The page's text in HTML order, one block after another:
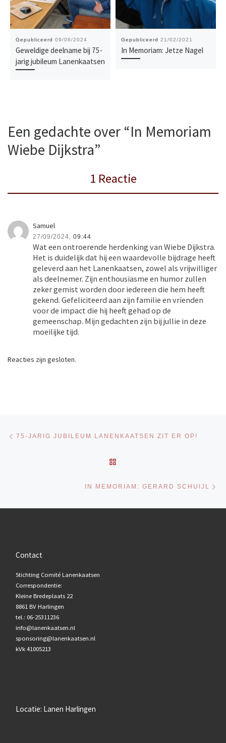
Gepubliceerd 09/06/2024
Geweldige deelname bij 75-
jarig jubileum Lanenkaatsen
Gepubliceerd 21/02/2021
In Memoriam: Jetze Nagel
Een gedachte over “In Memoriam
Wiebe Dijkstra”
1 Reactie
Samuel
27/09/2024, 09:44
Wat een ontroerende herdenking van Wiebe Dijkstra.
Het is duidelijk dat hij een waardevolle bijdrage heeft
geleverd aan het Lanenkaatsen, zowel als vrijwilliger
als deelnemer. Zijn enthousiasme en humor zullen
zeker gemist worden door iedereen die hem heeft
gekend. Gefeliciteerd aan zijn familie en vrienden
voor de impact die hij heeft gehad op de
gemeenschap. Mijn gedachten zijn bij jullie in deze
moeilijke tijd.
Reacties zijn gesloten.
Bericht navigatie
75-JARIG JUBILEUM LANENKAATSEN ZIT ER OP!
IN MEMORIAM: GERARD SCHUIJL
Contact
Stichting Comité Lanenkaatsen
Correspondentie:
Kleine Bredeplaats 22
8861 BV Harlingen
tel.: 06-25311236
info@lanenkaatsen.nl
sponsoring@lanenkaatsen.nl
kVk 41005213
Locatie: Lanen Harlingen